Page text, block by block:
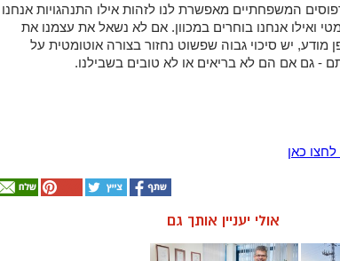
המשפחתיים מאפשרת לנו לזהות אילו התנהגויות אנחנו
ואילו אנחנו בוחרים במכוון. אם לא נשאל את עצמנו את
יש סיכוי גבוה שפשוט נחזור בצורה אוטומטית על
- גם אם הם לא בריאים או לא טובים בשבילנו.
כאן
אולי יעניין אותך גם